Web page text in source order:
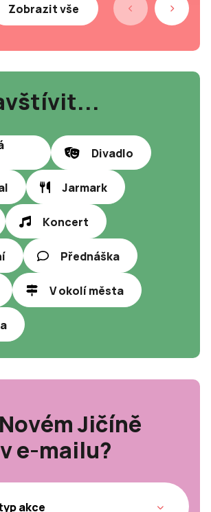
Zobrazit vše
Divadlo
Jarmark
Koncert
Přednáška
V okolí města
Jičíně
e-mailu?